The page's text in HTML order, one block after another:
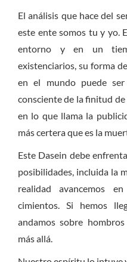
El análisis que hace del
este ente somos tu y yo.
entorno y en un
existenciarios, su forma
en el mundo puede
consciente de la finitud
en lo que llama la
más certera que es la
Este Dasein debe
posibilidades, incluida la
realidad avancemos
cimientos. Si hemos
andamos sobre
más allá.